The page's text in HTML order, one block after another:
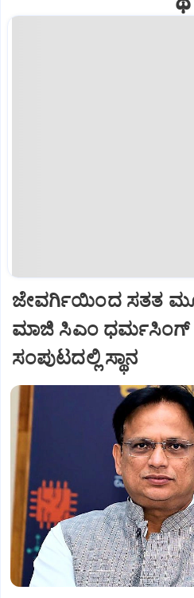
ಜೇವರ್ಗಿಯಿಂದ ಸತತ
ಮಾಜಿ ಸಿಎಂ ಧರ್ಮಸಿಂಗ್
ಸಂಪುಟದಲ್ಲಿ ಸ್ಥಾನ